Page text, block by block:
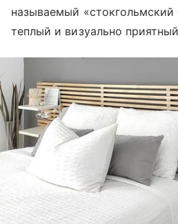
называемый
теплый и визуально